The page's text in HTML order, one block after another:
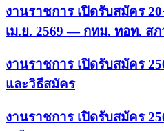
งานราชการ เปิดรับสมัคร
เม.ย. 2569 — กทม. ทอท. ส
งานราชการ เปิดรับสมัคร
และวิธีสมัคร
งานราชการ เปิดรับสมัคร